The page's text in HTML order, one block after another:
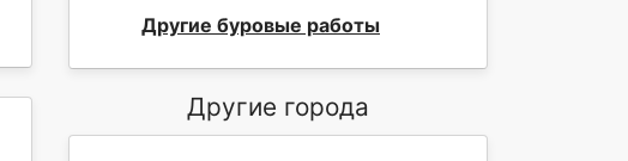
Другие буровые работы
Другие города